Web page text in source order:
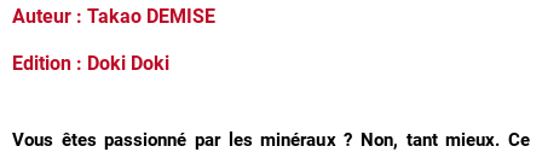
Auteur : Takao DEMISE
Edition : Doki Doki
Vous êtes passionné par les minéraux ? Non, tant mieux. Ce